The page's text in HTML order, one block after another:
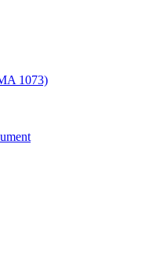
1073)